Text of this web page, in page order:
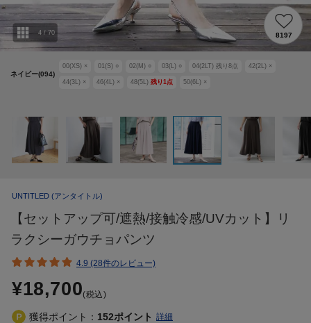
ネイビー(094)
00(XS) × 01(S) ○ 02(M) ○ 03(L) ○ 04(2LT) 残り 8点 42(2L) ×
44(3L) × 46(4L) × 48(5L) 残り 1点 50(6L) ×
4 /70 8197
UNTITLED (アンタイトル)
【セットアップ可/遮熱/接触冷感/UVカット】リ
ラクシーガウチョパンツ
4.9 (28件のレビュー)
¥18,700(税込)
獲得ポイント： 152ポイント 詳細